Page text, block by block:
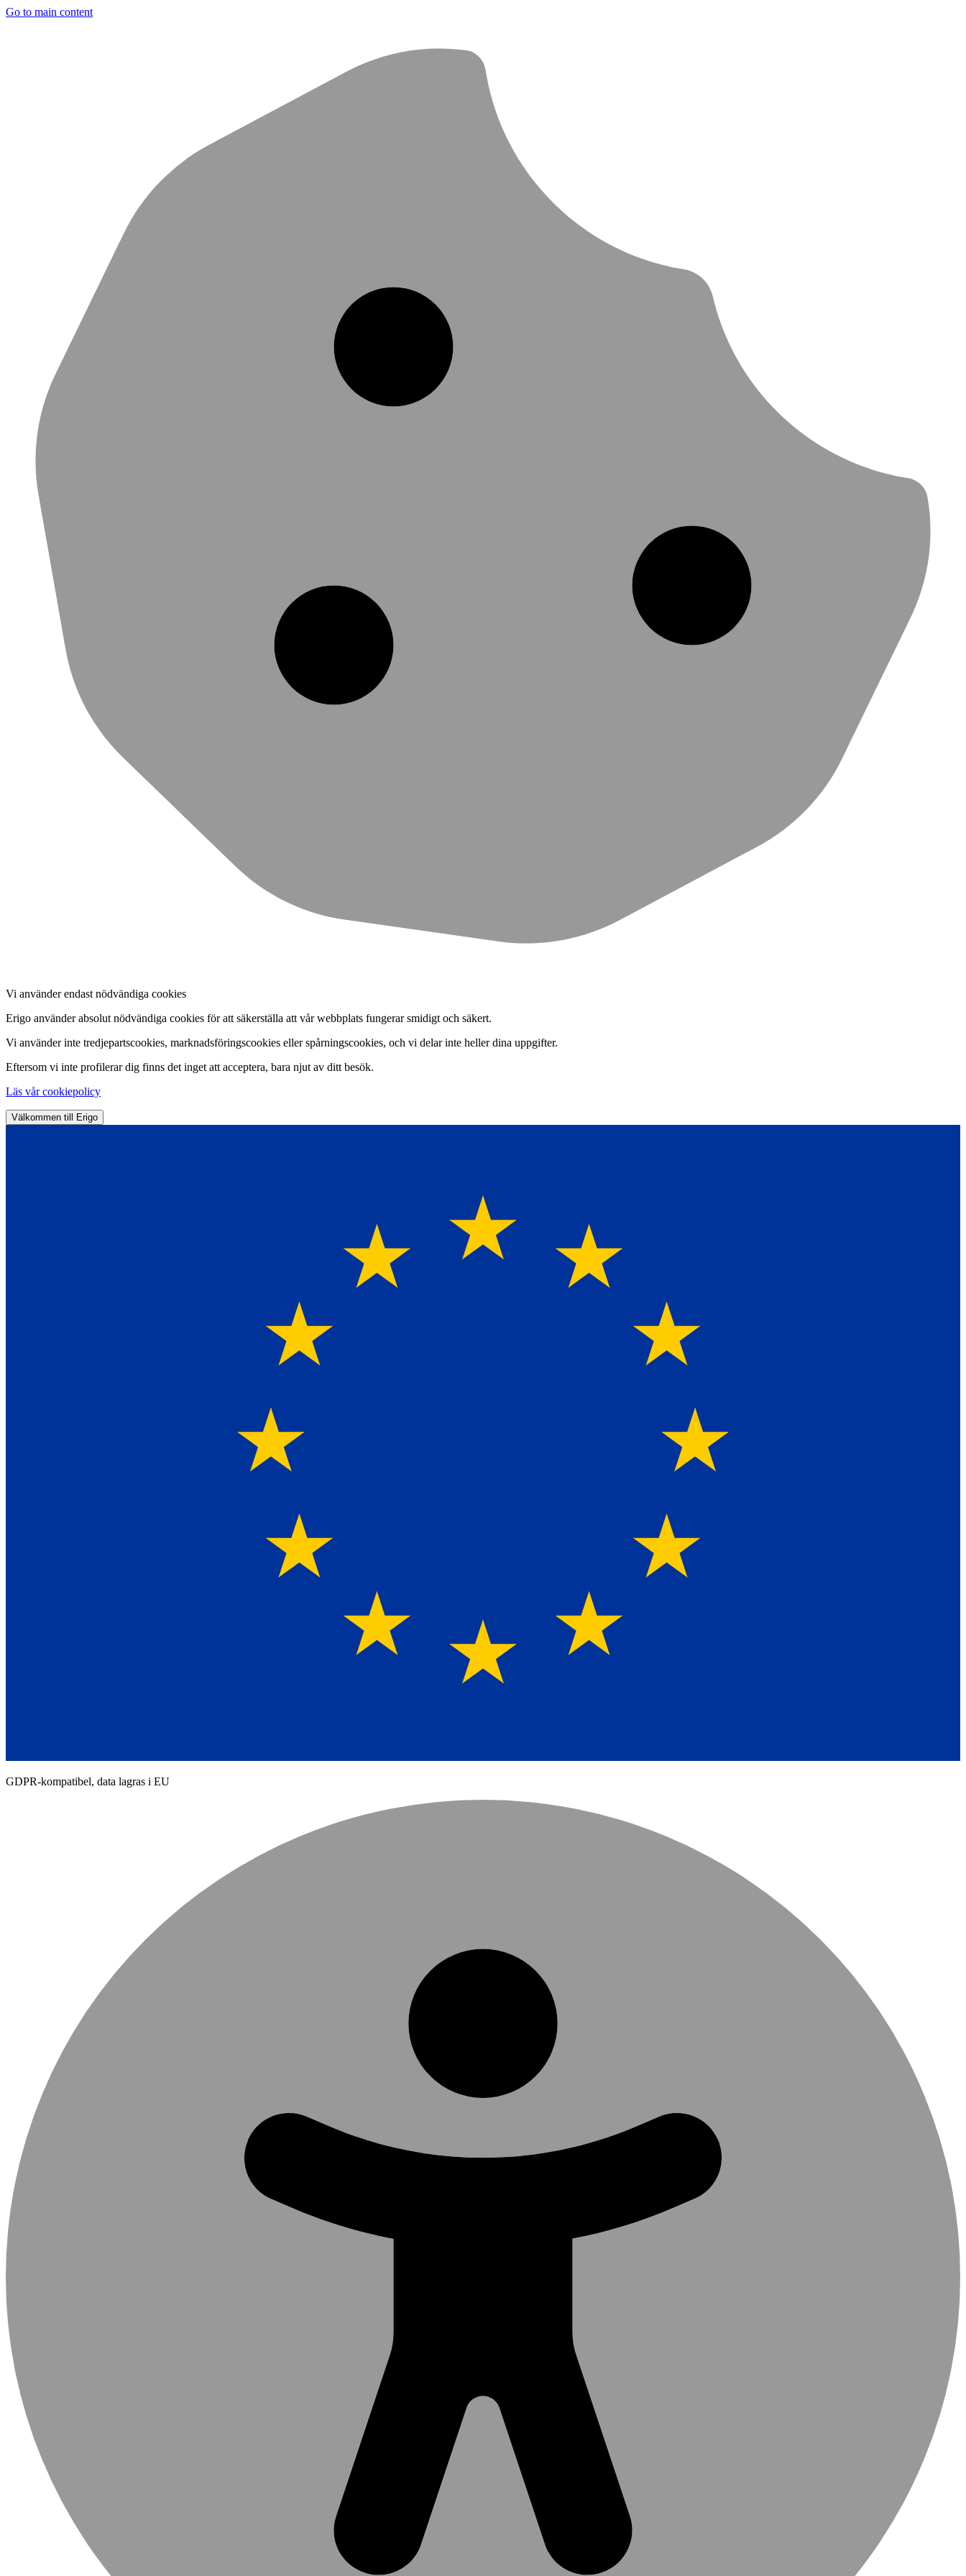
Go to main content
Vi använder endast nödvändiga cookies
Erigo använder absolut nödvändiga cookies för att säkerställa att vår webbplats fungerar smidigt och säkert.
Vi använder inte tredjepartscookies, marknadsföringscookies eller spårningscookies, och vi delar inte heller dina uppgifter.
Eftersom vi inte profilerar dig finns det inget att acceptera, bara njut av ditt besök.
Läs vår cookiepolicy
Välkommen till Erigo
GDPR-kompatibel, data lagras i EU